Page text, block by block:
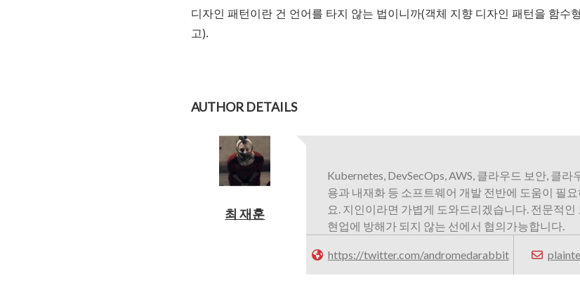
디자인 패턴이란 건 언어를 타지 않는 법이니까(객체 지향 디자인 패턴을 함수
고).
AUTHOR DETAILS
최 재훈
Kubernetes, DevSecOps, AWS, 클라우드 보안, 클라
용과 내재화 등 소프트웨어 개발 전반에 도움이 필
요. 지인이라면 가볍게 도와드리겠습니다. 전문적
현업에 방해가 되지 않는 선에서 협의가능합니다.
https://twitter.com/andromedarabbit